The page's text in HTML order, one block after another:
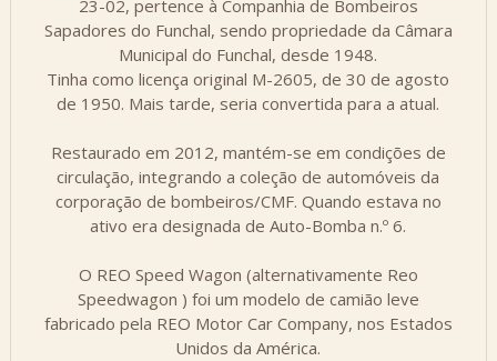
23-02, pertence à Companhia de Bombeiros
Sapadores do Funchal, sendo propriedade da Câmara
Municipal do Funchal, desde 1948.
Tinha como licença original M-2605, de 30 de agosto
de 1950. Mais tarde, seria convertida para a atual.
Restaurado em 2012, mantém-se em condições de
circulação, integrando a coleção de automóveis da
corporação de bombeiros/CMF. Quando estava no
ativo era designada de Auto-Bomba n.º 6.
O REO Speed Wagon (alternativamente Reo
Speedwagon ) foi um modelo de camião leve
fabricado pela REO Motor Car Company, nos Estados
Unidos da América.